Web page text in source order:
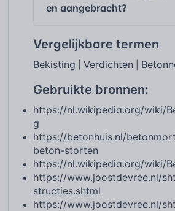
en aangebracht?
Vergelijkbare termen
Bekisting Verdichten
Gebruikte bronnen:
https://nl.wikipedia.org/wiki/
g
https://betonhuis.nl/
beton-storten
https://nl.wikipedia.org/wiki/
https://www.joostdevree.nl/
structies.shtml
https://www.joostdevree.nl/